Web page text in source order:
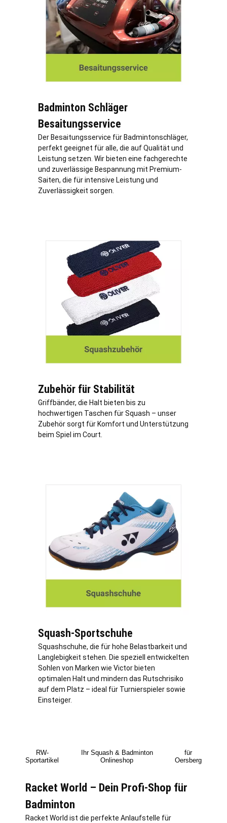
Badminton Schläger
Besaitungsservice
Der Besaitungsservice für Badmintonschläger,
perfekt geeignet für alle, die auf Qualität und
Leistung setzen. Wir bieten eine fachgerechte
und zuverlässige Bespannung mit Premium-
Saiten, die für intensive Leistung und
Zuverlässigkeit sorgen.
Zubehör für Stabilität
Griffbänder, die Halt bieten bis zu
hochwertigen Taschen für Squash – unser
Zubehör sorgt für Komfort und Unterstützung
beim Spiel im Court.
Squash-Sportschuhe
Squashschuhe, die für hohe Belastbarkeit und
Langlebigkeit stehen. Die speziell entwickelten
Sohlen von Marken wie Victor bieten
optimalen Halt und mindern das Rutschrisiko
auf dem Platz – ideal für Turnierspieler sowie
Einsteiger.
RW-
Sportartikel
Ihr Squash & Badminton
Onlineshop
für
Oersberg
Racket World – Dein Profi-Shop für
Badminton
Racket World ist die perfekte Anlaufstelle für